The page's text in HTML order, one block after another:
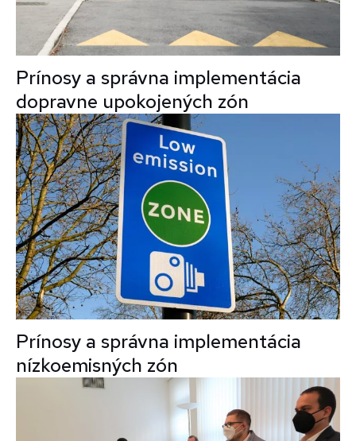
Prínosy a správna implementácia
dopravne upokojených zón
Prínosy a správna implementácia
nízkoemisných zón